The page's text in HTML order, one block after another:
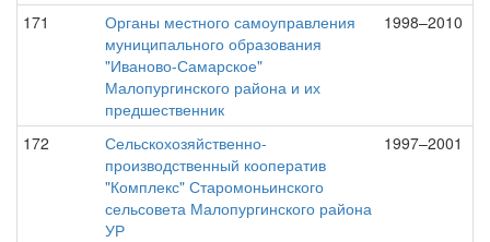
171
Органы местного самоуправления
муниципального образования
"Иваново-Самарское"
Малопургинского района и их
предшественник
1998–2010
172
Сельскохозяйственно-
производственный кооператив
"Комплекс" Старомоньинского
сельсовета Малопургинского района
УР
1997–2001